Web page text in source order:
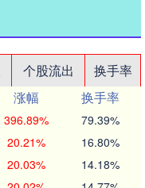
个股流出
换手率
涨幅
换手率
396.89% 79.39%
20.21% 16.80%
20.03% 14.18%